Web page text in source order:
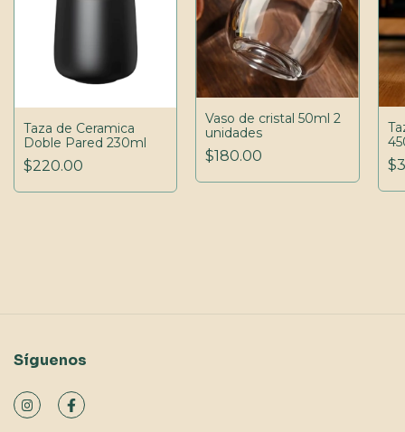
Taza de Ceramica
Doble Pared 230ml
$220.00
Vaso de cristal 50ml 2
unidades
$180.00
Síguenos